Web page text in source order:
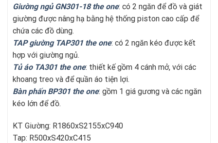
Giường ngủ GN301-18 the one: có 2 ngăn để đồ và giát
giường được nâng hạ bằng hệ thống piston cao cấp để
chứa các đồ dùng.
TAP giường TAP301 the one: có 2 ngăn kéo được kết
hợp với giường ngủ.
Tủ áo TA301 the one: thiết kế gồm 4 cánh mở, với các
khoang treo và để quần áo tiện lợi.
Bàn phấn BP301 the one: gồm 1 giá gương và các ngăn
kéo lớn để đồ.
KT Giường: R1860xS2155xC940
Tap: R500xS420xC415